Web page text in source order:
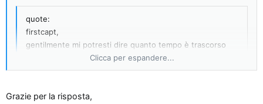
quote:
firstcapt,
gentilmente mi potresti dire quanto tempo è trascorso
dalla consegna dell'auto (che presumo sia avvenuta
intorno al 14 settembre) alla decade di messa in
Raccomandata ? [?]
Clicca per espandere...
Grazie per la risposta,